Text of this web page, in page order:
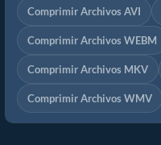
Comprimir Archivos AVI
Comprimir Archivos WEBM
Comprimir Archivos MKV
Comprimir Archivos WMV